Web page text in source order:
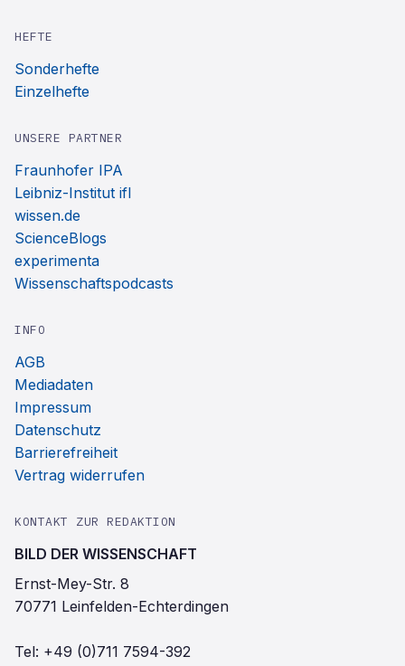
HEFTE
Sonderhefte
Einzelhefte
UNSERE PARTNER
Fraunhofer IPA
Leibniz-Institut ifl
wissen.de
ScienceBlogs
experimenta
Wissenschaftspodcasts
INFO
AGB
Mediadaten
Impressum
Datenschutz
Barrierefreiheit
Vertrag widerrufen
KONTAKT ZUR REDAKTION
BILD DER WISSENSCHAFT
Ernst-Mey-Str. 8
70771 Leinfelden-Echterdingen
Tel: +49 (0)711 7594-392